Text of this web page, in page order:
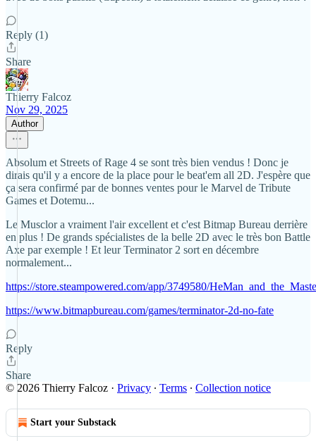
Reply (1)
Share
Thierry Falcoz
Nov 29, 2025
Author
Absolum et Streets of Rage 4 se sont très bien vendus ! Donc je
dirais qu'il y a encore de la place pour le beat'em all 2D. J'espère que
ça sera confirmé par de bonnes ventes pour le Marvel de Tribute
Games et Dotemu...
Le Musclor a vraiment l'air excellent et c'est Bitmap Bureau derrière
en plus ! De grands spécialistes de la belle 2D avec le très bon Battle
Axe par exemple ! Et leur Terminator 2 sort en décembre
normalement...
https://store.steampowered.com/app/3749580/
https://www.bitmapbureau.com/games/terminator-2d-no-fate
Reply
Share
© 2026 Thierry Falcoz · Privacy ∙ Terms ∙ Collection notice
Start your Substack